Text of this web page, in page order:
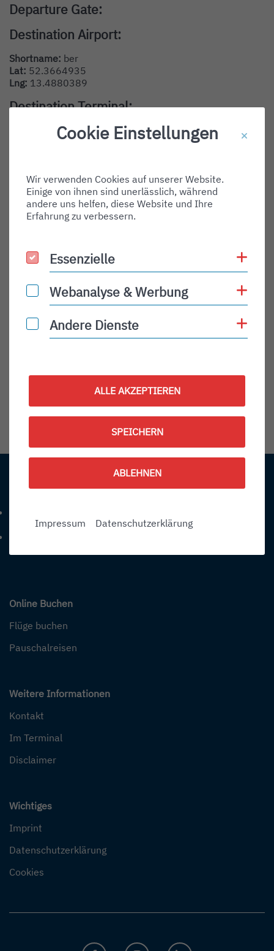
Departure Gate:
Destination Airport:
Shortname: ber
Lat: 52.3664935
Lng: 13.4880389
Destination Terminal:
Destination Gate:
Shortname:
Type:
departure
PLN
Status Description:
Checkin:
Codeshare:
Kontakt
Telefonnummer: 4 9 0 7 5 4 1 2 8 4 0
Online Buchen
Flüge buchen
Pauschalreisen
Weitere Informationen
Kontakt
Im Terminal
Disclaimer
Wichtiges
Imprint
Datenschutzerklärung
Cookies
Cookie Einstellungen
Wir verwenden Cookies auf unserer Website.
Einige von ihnen sind unerlässlich, während
andere uns helfen, diese Website und Ihre
Erfahrung zu verbessern.
Essenzielle
Essenzielle
Webanalyse & Werbung
Webanalyse & Werbung
Andere Dienste
Andere Dienste
ALLE AKZEPTIEREN
SPEICHERN
ABLEHNEN
Impressum Datenschutzerklärung